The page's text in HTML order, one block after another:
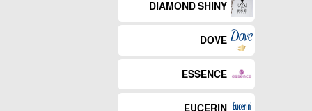
DIAMOND SHINY
DOVE
ESSENCE
EUCERIN